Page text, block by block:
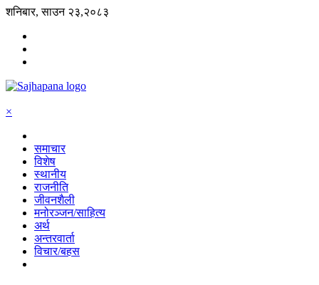
शनिबार, साउन २३,२०८३
×
समाचार
विशेष
स्थानीय
राजनीति
जीवनशैली
मनोरञ्जन/साहित्य
अर्थ
अन्तरवार्ता
विचार/बहस